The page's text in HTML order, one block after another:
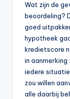
Wat zijn de
beoordeling?
goed
hypotheek
kredietscore
in aanmerking
iedere
zou willen
alle daarbij